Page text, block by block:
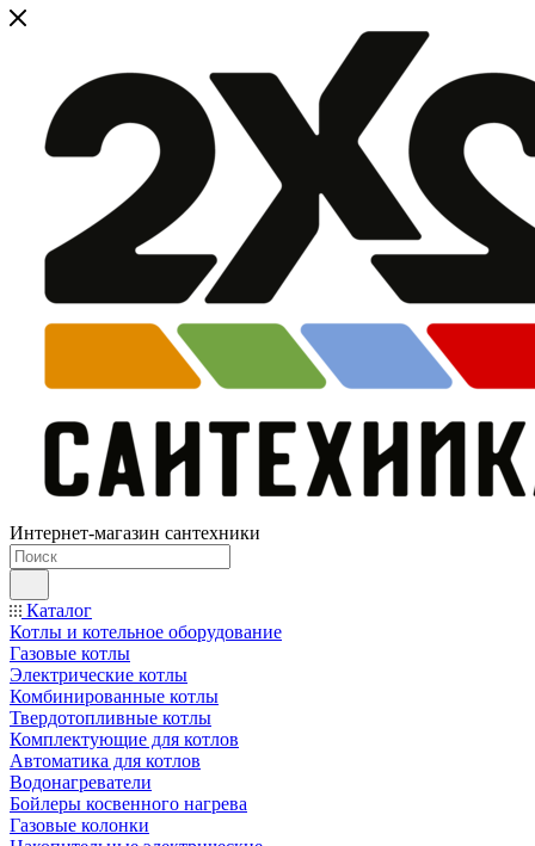
Интернет-магазин сантехники
Каталог
Котлы и котельное оборудование
Газовые котлы
Электрические котлы
Комбинированные котлы
Твердотопливные котлы
Комплектующие для котлов
Автоматика для котлов
Водонагреватели
Бойлеры косвенного нагрева
Газовые колонки